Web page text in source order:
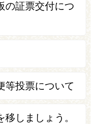
の証票交付につ
等投票について
しましょう。